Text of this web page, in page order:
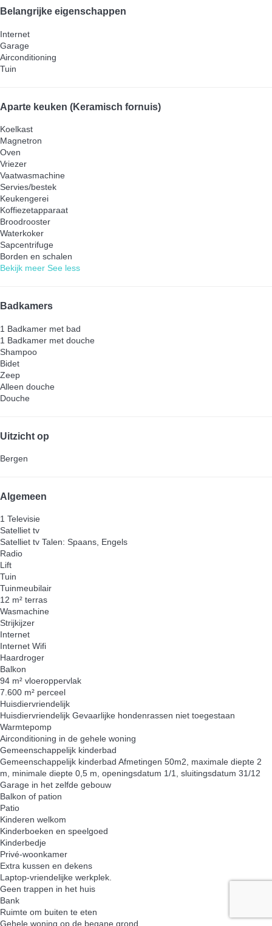
Belangrijke eigenschappen
Internet
Garage
Airconditioning
Tuin
Aparte keuken (Keramisch fornuis)
Koelkast
Magnetron
Oven
Vriezer
Vaatwasmachine
Servies/bestek
Keukengerei
Koffiezetapparaat
Broodrooster
Waterkoker
Sapcentrifuge
Borden en schalen
Bekijk meer See less
Badkamers
1 Badkamer met bad
1 Badkamer met douche
Shampoo
Bidet
Zeep
Alleen douche
Douche
Uitzicht op
Bergen
Algemeen
1 Televisie
Satelliet tv
Satelliet tv Talen: Spaans, Engels
Radio
Lift
Tuin
Tuinmeubilair
12 m² terras
Wasmachine
Strijkijzer
Internet
Internet Wifi
Haardroger
Balkon
94 m² vloeroppervlak
7.600 m² perceel
Huisdiervriendelijk
Huisdiervriendelijk Gevaarlijke hondenrassen niet toegestaan
Warmtepomp
Airconditioning in de gehele woning
Gemeenschappelijk kinderbad
Gemeenschappelijk kinderbad Afmetingen 50m2, maximale diepte 2
m, minimale diepte 0,5 m, openingsdatum 1/1, sluitingsdatum 31/12
Garage in het zelfde gebouw
Balkon of pation
Patio
Kinderen welkom
Kinderboeken en speelgoed
Kinderbedje
Privé-woonkamer
Extra kussen en dekens
Laptop-vriendelijke werkplek.
Geen trappen in het huis
Bank
Ruimte om buiten te eten
Gehele woning op de begane grond